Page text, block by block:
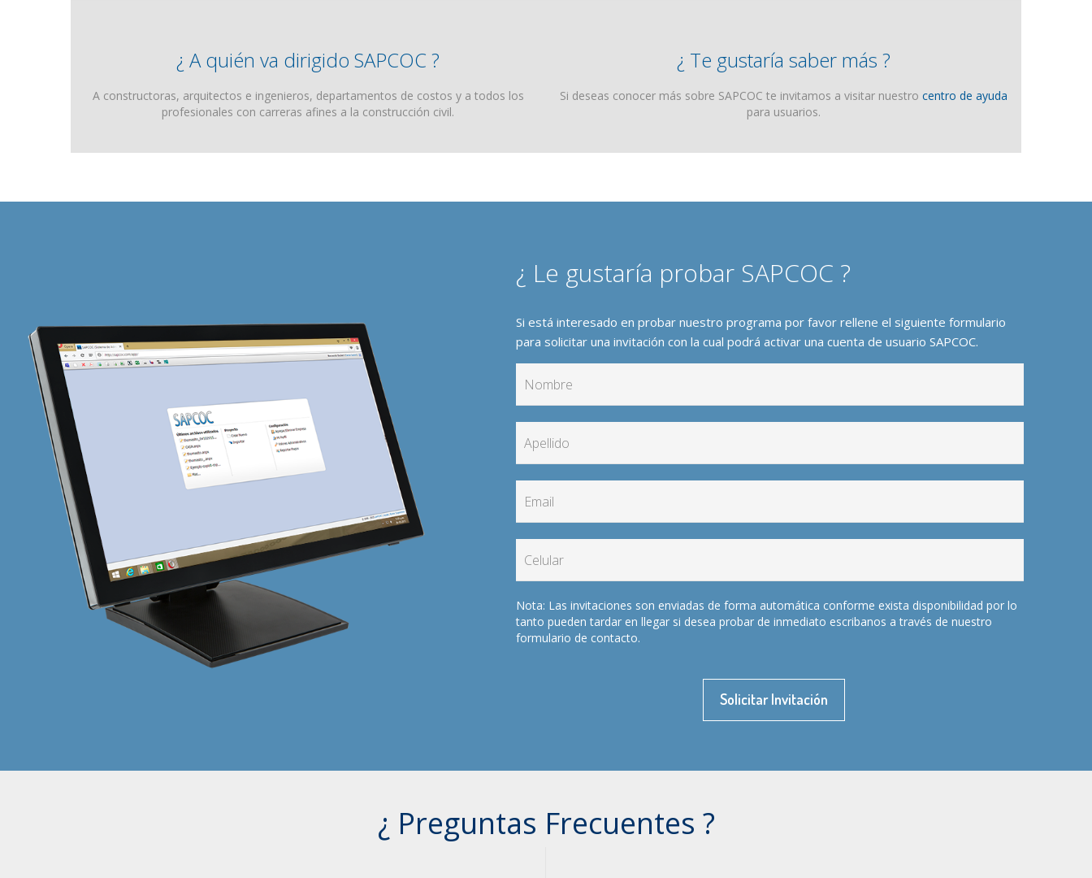
¿ A quién va dirigido SAPCOC ?
A constructoras, arquitectos e ingenieros, departamentos de costos y a todos los
profesionales con carreras afines a la construcción civil.
¿ Te gustaría saber más ?
Si deseas conocer más sobre SAPCOC te invitamos a visitar nuestro centro de ayuda
para usuarios.
¿ Le gustaría probar SAPCOC ?
Si está interesado en probar nuestro programa por favor rellene el siguiente formulario
para solicitar una invitación con la cual podrá activar una cuenta de usuario SAPCOC.
Nota: Las invitaciones son enviadas de forma automática conforme exista disponibilidad por lo
tanto pueden tardar en llegar si desea probar de inmediato escribanos a través de nuestro
formulario de contacto.
Solicitar Invitación
¿ Preguntas Frecuentes ?